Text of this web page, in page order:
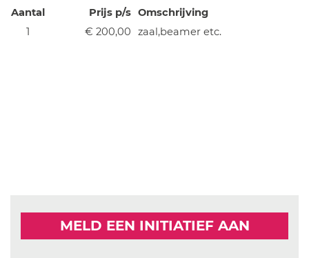
Aantal
Prijs p/s Omschrijving
1
€ 200,00 zaal,beamer etc.
MELD EEN INITIATIEF AAN